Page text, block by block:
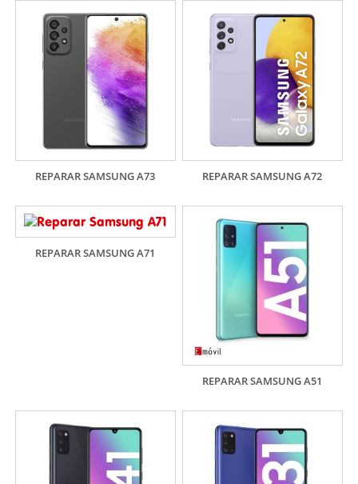
REPARAR SAMSUNG A73 REPARAR SAMSUNG A72
REPARAR SAMSUNG A71
REPARAR SAMSUNG A51